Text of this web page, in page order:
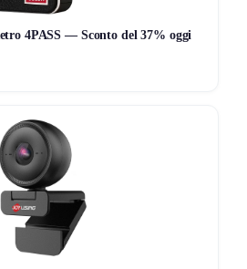
4PASS — Sconto del 37% oggi